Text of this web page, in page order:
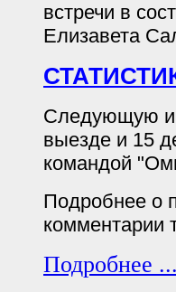
встречи в
Елизавета
Следующую
выезде и 15
командой
Подробнее о
комментарии
Подробнее ...